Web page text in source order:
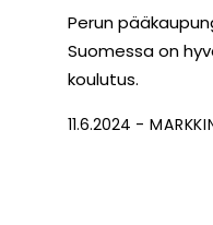
Perun
Suomessa on
koulutus.
11.6.2024